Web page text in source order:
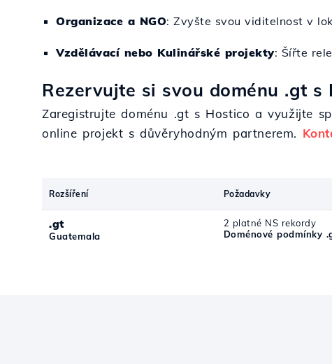
Organizace a NGO: Zvyšte svou viditelnost v
Vzdělávací nebo Kulinářské projekty: Šířte
Rezervujte si svou doménu .gt s
Zaregistrujte doménu .gt s Hostico a využijte
online projekt s důvěryhodným partnerem.
Rozšíření Požadavky
.gt
Guatemala
2 platné NS rekordy
Doménové podmínky